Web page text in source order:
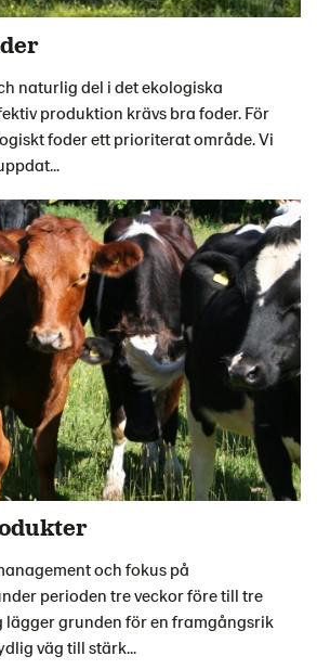
naturlig del i det ekologiska
produktion krävs bra foder. För
foder ett prioriterat område. Vi
och fokus på
perioden tre veckor före till tre
lägger grunden för en framgångsrik
väg till stärk...